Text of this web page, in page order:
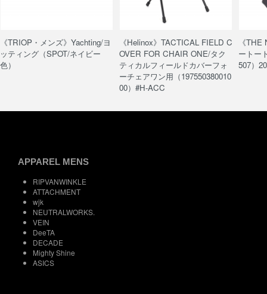
《TRIOP・メンズ》Yachting/ヨ
ッティング（SPOT/ネイビー
色）
《Helinox》TACTICAL FIELD C
OVER FOR CHAIR ONE/タク
ティカルフィールドカバーフォ
ーチェアワン用（197550380010
00）#H-ACC
《
ートー
507）
APPAREL MENS
RIPVANWINKLE
ATTACHMENT
wjk
NEUTRALWORKS.
VEIN
DeeTA
DECADE
Mighty Shine
ASICS